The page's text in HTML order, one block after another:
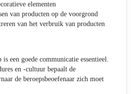
elementen
van producten op de voorgrond
van het verbruik van producten
een goede communicatie essentieel.
en -cultuur bepaalt de
de beroepsbeoefenaar zich moet